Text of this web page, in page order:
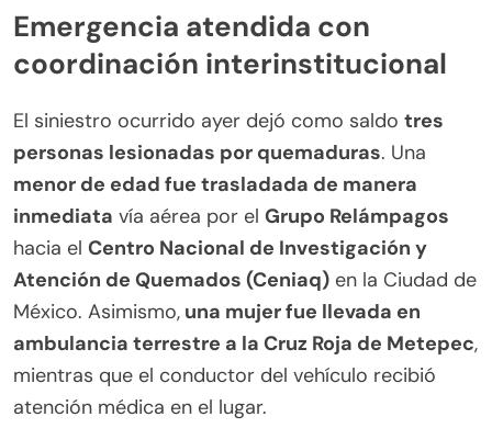
Emergencia atendida con
coordinación interinstitucional
El siniestro ocurrido ayer dejó como saldo tres
personas lesionadas por quemaduras. Una
menor de edad fue trasladada de manera
inmediata vía aérea por el Grupo Relámpagos
hacia el Centro Nacional de Investigación y
Atención de Quemados (Ceniaq) en la Ciudad de
México. Asimismo, una mujer fue llevada en
ambulancia terrestre a la Cruz Roja de Metepec,
mientras que el conductor del vehículo recibió
atención médica en el lugar.